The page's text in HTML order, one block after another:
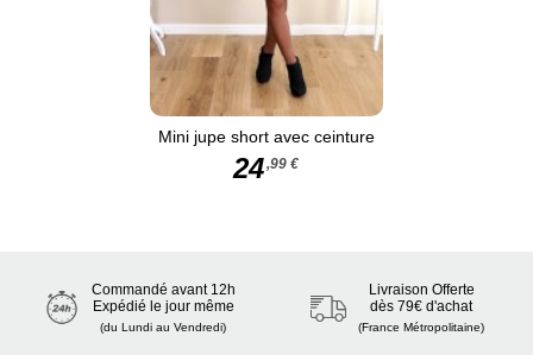
Mini jupe short avec ceinture
24,99 €
Commandé avant 12h
Expédié le jour même
(du Lundi au Vendredi)
Livraison Offerte
dès 79€ d'achat
(France Métropolitaine)